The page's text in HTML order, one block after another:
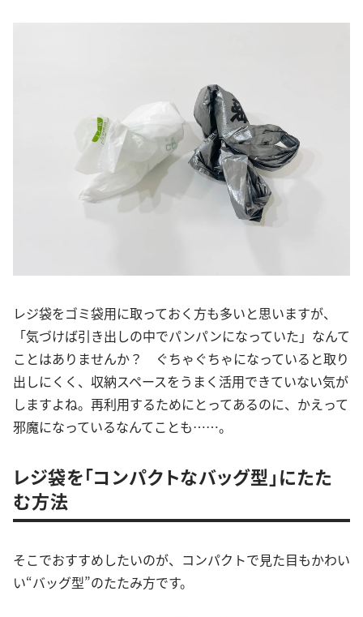
レジ袋をゴミ袋用に取っておく方も多いと思いますが、
「気づけば引き出しの中でパンパンになっていた」なんて
ことはありませんか？ ぐちゃぐちゃになっていると取り
出しにくく、収納スペースをうまく活用できていない気が
しますよね。再利用するためにとってあるのに、かえって
邪魔になっているなんてことも……。
レジ袋を「コンパクトなバッグ型」にたた
む方法
そこでおすすめしたいのが、コンパクトで見た目もかわい
い“バッグ型”のたたみ方です。